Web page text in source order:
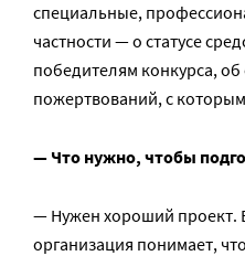
специальные,
частности — о статусе
победителям конкурса,
пожертвований, с
— Что нужно, чтобы
— Нужен хороший проект.
организация понимает,